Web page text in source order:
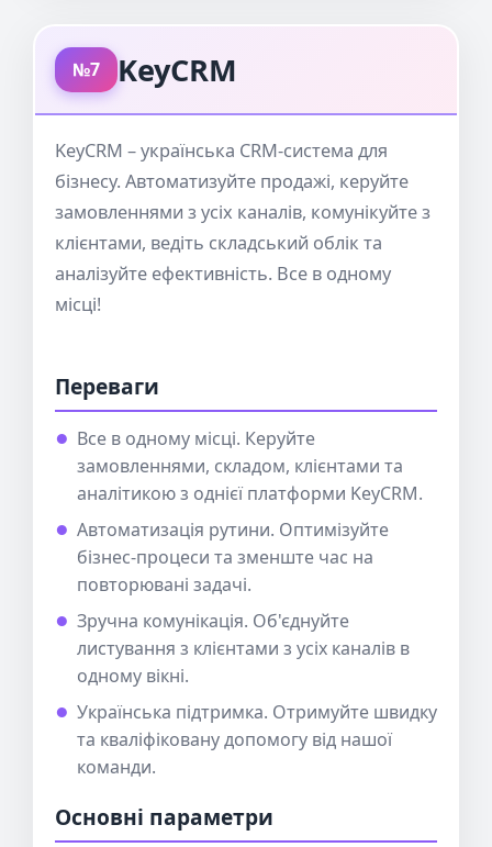
№7 KeyCRM
KeyCRM – українська CRM-система для
бізнесу. Автоматизуйте продажі, керуйте
замовленнями з усіх каналів, комунікуйте з
клієнтами, ведіть складський облік та
аналізуйте ефективність. Все в одному
місці!
Переваги
Все в одному місці. Керуйте
замовленнями, складом, клієнтами та
аналітикою з однієї платформи KeyCRM.
Автоматизація рутини. Оптимізуйте
бізнес-процеси та зменште час на
повторювані задачі.
Зручна комунікація. Об'єднуйте
листування з клієнтами з усіх каналів в
одному вікні.
Українська підтримка. Отримуйте швидку
та кваліфіковану допомогу від нашої
команди.
Основні параметри